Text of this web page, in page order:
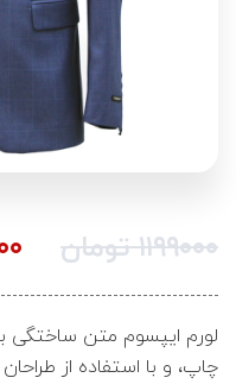
۱۱۹۹۰۰۰ تومان
لورم ایپسوم متن ساختگی
چاپ، و با استفاده از